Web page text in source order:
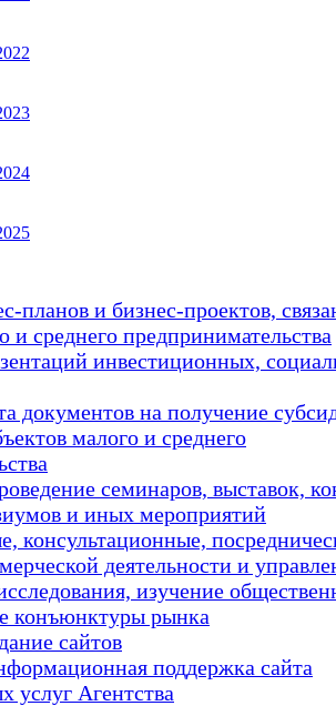
планов и бизнес-проектов,
и среднего предпринимательства
инвестиционных,
документов на получение
малого и среднего
семинаров, выставок,
и иных мероприятий
консультационные,
деятельности и
изучение
конъюнктуры рынка
сайтов
поддержка сайта
услуг Агентства